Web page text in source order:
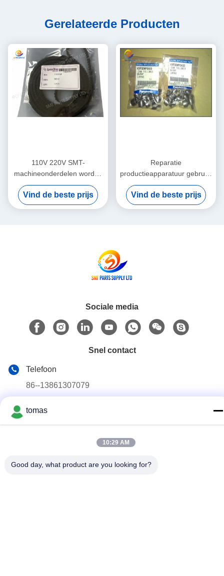
Gerelateerde Producten
110V 220V SMT-
machineonderdelen worden
per vliegtuig verzonden
Geïntegreerde
veldonderwijsservice ter
Vind de beste prijs
Reparatie
productieapparatuur gebruikt
in goede staat Ontworpen
voor precisie en consistente
prestaties in productielijnen
Vind de beste prijs
Sociale media
Snel contact
Telefoon
86--13861307079
tomas
10:29 AM
Good day, what product are you looking for?